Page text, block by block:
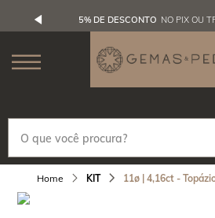
5% DE DESCONTO NO PIX OU
KIT 11ø | 4,16ct -